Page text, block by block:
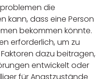
die
kann, dass eine Person
bekommen könnte.
erforderlich, um zu
dazu beitragen,
entwickelt oder
für Angstzustände